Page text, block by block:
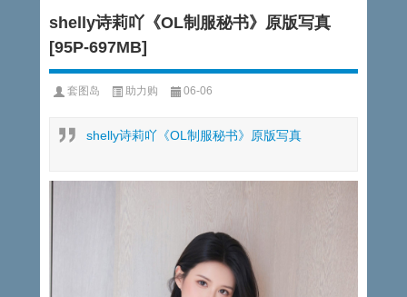
shelly诗莉吖《OL制服秘书》原版写真
[95P-697MB]
套图岛 助力购 06-06
shelly诗莉吖《OL制服秘书》原版写真